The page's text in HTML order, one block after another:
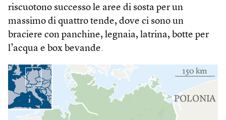
riscuotono successo le aree di sosta per un
massimo di quattro tende, dove ci sono un
braciere con panchine, legnaia, latrina, botte per
l’acqua e box bevande.